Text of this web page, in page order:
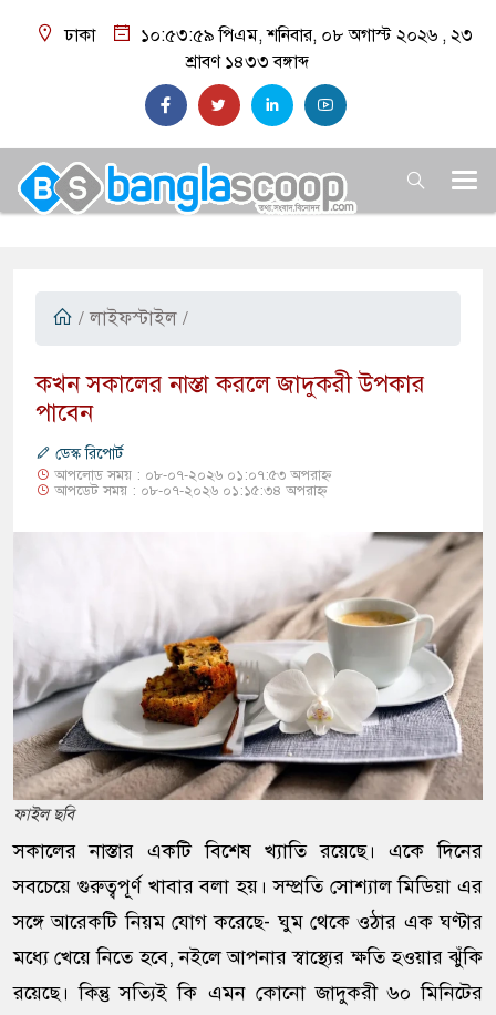
ঢাকা ১০:৫৪:০০ পিএম, শনিবার, ০৮ অগাস্ট ২০২৬ , ২৩
শ্রাবণ ১৪৩৩ বঙ্গাব্দ
/ লাইফস্টাইল /
কখন সকালের নাস্তা করলে জাদুকরী উপকার
পাবেন
ডেস্ক রিপোর্ট
আপলোড সময় : ০৮-০৭-২০২৬ ০১:০৭:৫৩ অপরাহ্ন
আপডেট সময় : ০৮-০৭-২০২৬ ০১:১৫:৩৪ অপরাহ্ন
ফাইল ছবি
সকালের নাস্তার একটি বিশেষ খ্যাতি রয়েছে। একে দিনের
সবচেয়ে গুরুত্বপূর্ণ খাবার বলা হয়। সম্প্রতি সোশ্যাল মিডিয়া এর
সঙ্গে আরেকটি নিয়ম যোগ করেছে- ঘুম থেকে ওঠার এক ঘণ্টার
মধ্যে খেয়ে নিতে হবে, নইলে আপনার স্বাস্থ্যের ক্ষতি হওয়ার ঝুঁকি
রয়েছে। কিন্তু সত্যিই কি এমন কোনো জাদুকরী ৬০ মিনিটের